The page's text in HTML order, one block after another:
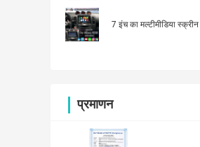
7 इंच का मल्टीमीडिया स्क्रीन
प्रमाणन